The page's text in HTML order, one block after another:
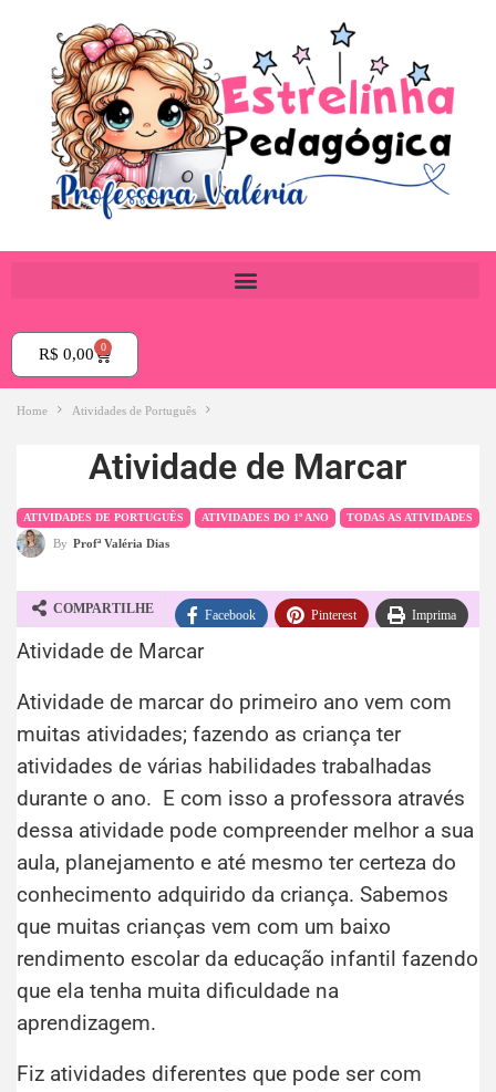
R$ 0,00 0
Home Atividades de Português
Atividade de Marcar
ATIVIDADES DE PORTUGUÊS ATIVIDADES DO 1º ANO TODAS AS ATIVIDADES
By Profª Valéria Dias
COMPARTILHE Facebook Pinterest Imprima
Atividade de Marcar
Atividade de marcar do primeiro ano vem com
muitas atividades; fazendo as criança ter
atividades de várias habilidades trabalhadas
durante o ano. E com isso a professora através
dessa atividade pode compreender melhor a sua
aula, planejamento e até mesmo ter certeza do
conhecimento adquirido da criança. Sabemos
que muitas crianças vem com um baixo
rendimento escolar da educação infantil fazendo
que ela tenha muita dificuldade na
aprendizagem.
Fiz atividades diferentes que pode ser com